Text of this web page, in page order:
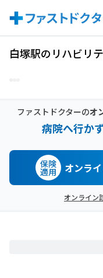
白塚駅のリハビリ
ファストドクターのオ
病院へ行か
保険
適用 オンラ
オンライン